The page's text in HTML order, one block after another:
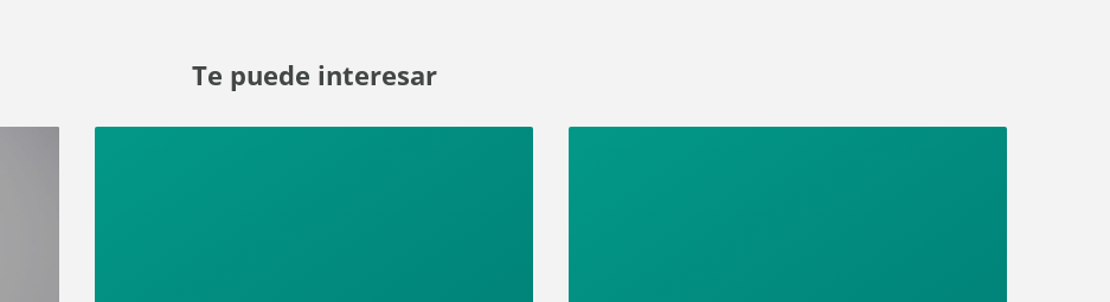
Te puede interesar